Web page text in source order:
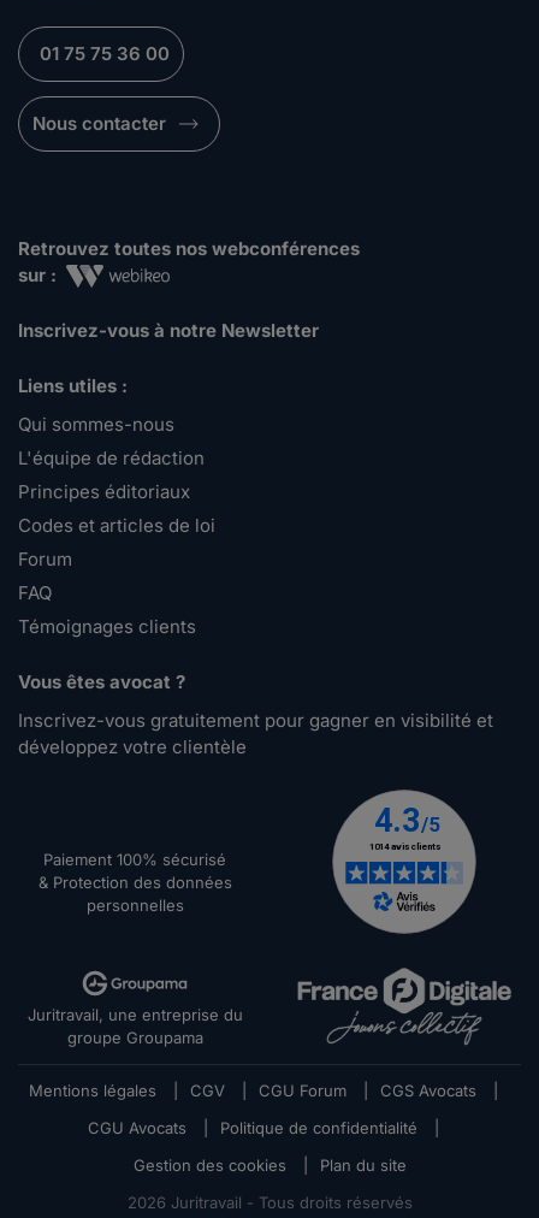
01 75 75 36 00
Nous contacter
Retrouvez toutes nos webconférences
sur :
Inscrivez-vous à notre Newsletter
Liens utiles :
Qui sommes-nous
L'équipe de rédaction
Principes éditoriaux
Codes et articles de loi
Forum
FAQ
Témoignages clients
Vous êtes avocat ?
Inscrivez-vous gratuitement pour gagner en visibilité et
développez votre clientèle
Paiement 100% sécurisé
& Protection des données
personnelles
Juritravail, une entreprise du
groupe Groupama
Mentions légales CGV CGU Forum CGS Avocats
CGU Avocats
Politique de confidentialité
Gestion des cookies
Plan du site
2026 Juritravail - Tous droits réservés